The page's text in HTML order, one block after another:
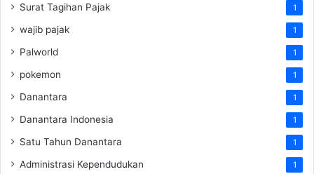
Surat Tagihan Pajak 1
wajib pajak 1
Palworld 1
pokemon 1
Danantara 1
Danantara Indonesia 1
Satu Tahun Danantara 1
Administrasi Kependudukan 1